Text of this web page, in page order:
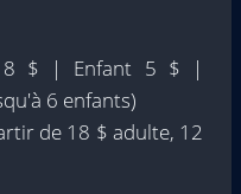
8 $ | Enfant 5 $ |
6 enfants)
de 18 $ adulte, 12